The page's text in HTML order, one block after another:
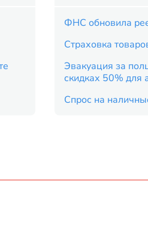
ФНС обновила
Страховка
Эвакуация за
скидках 50% для
Спрос на